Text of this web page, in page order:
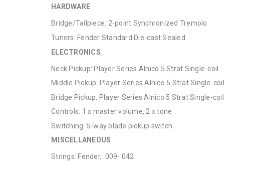
HARDWARE
Bridge/Tailpiece: 2-point Synchronized Tremolo
Tuners: Fender Standard Die-cast Sealed
ELECTRONICS
Neck Pickup: Player Series Alnico 5 Strat Single-coil
Middle Pickup: Player Series Alnico 5 Strat Single-coil
Bridge Pickup: Player Series Alnico 5 Strat Single-coil
Controls: 1 x master volume, 2 x tone
Switching: 5-way blade pickup switch
MISCELLANEOUS
Strings: Fender, .009-.042